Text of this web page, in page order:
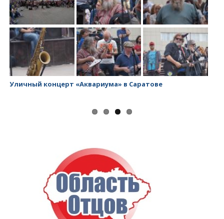
Уличный концерт «Аквариума» в Саратове